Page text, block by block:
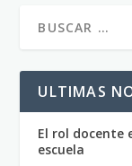
ULTIMAS
El rol docente
escuela